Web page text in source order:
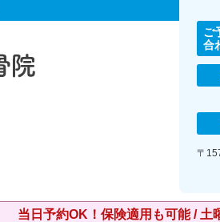
ご
合
〒
当日予約OK！保険適用も可能 / 土